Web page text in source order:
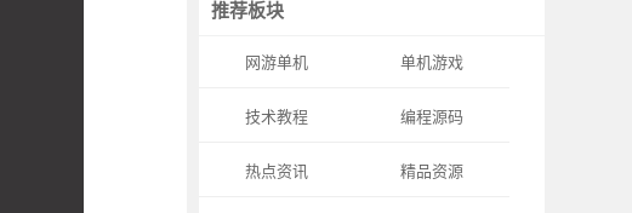
推荐板块
网游单机 单机游戏
技术教程 编程源码
热点资讯 精品资源